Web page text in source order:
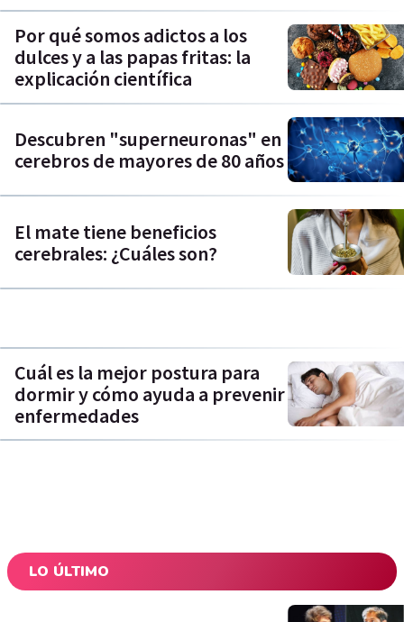
Por qué somos adictos a los
dulces y a las papas fritas: la
explicación científica
Descubren "superneuronas" en
cerebros de mayores de 80 años
El mate tiene beneficios
cerebrales: ¿Cuáles son?
Cuál es la mejor postura para
dormir y cómo ayuda a prevenir
enfermedades
LO ÚLTIMO